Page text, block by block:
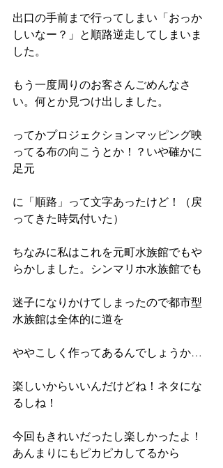
出口の手前まで行ってしまい「おっか
しいなー？」と順路逆走してしまいま
した。
もう一度周りのお客さんごめんなさ
い。何とか見つけ出しました。
ってかプロジェクションマッピング映
ってる布の向こうとか！？いや確かに
足元
に「順路」って文字あったけど！（戻
ってきた時気付いた）
ちなみに私はこれを元町水族館でもや
らかしました。シンマリホ水族館でも
迷子になりかけてしまったので都市型
水族館は全体的に道を
ややこしく作ってあるんでしょうか…
楽しいからいいんだけどね！ネタにな
るしね！
今回もきれいだったし楽しかったよ！
あんまりにもピカピカしてるから